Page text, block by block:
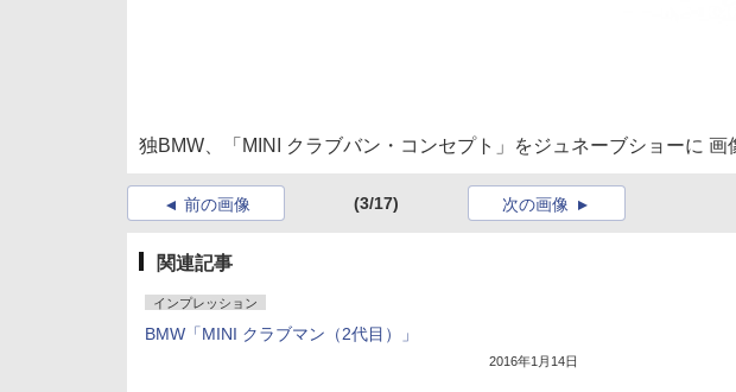
独BMW、「MINI クラブバン・コンセプト」をジュネーブショーに 画
前の画像 (3/17) 次の画像
関連記事
インプレッション
BMW「MINI クラブマン（2代目）」
2016年1月14日